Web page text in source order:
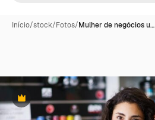
Início/stock/Fotos/Mulher de negócios u…
Premium